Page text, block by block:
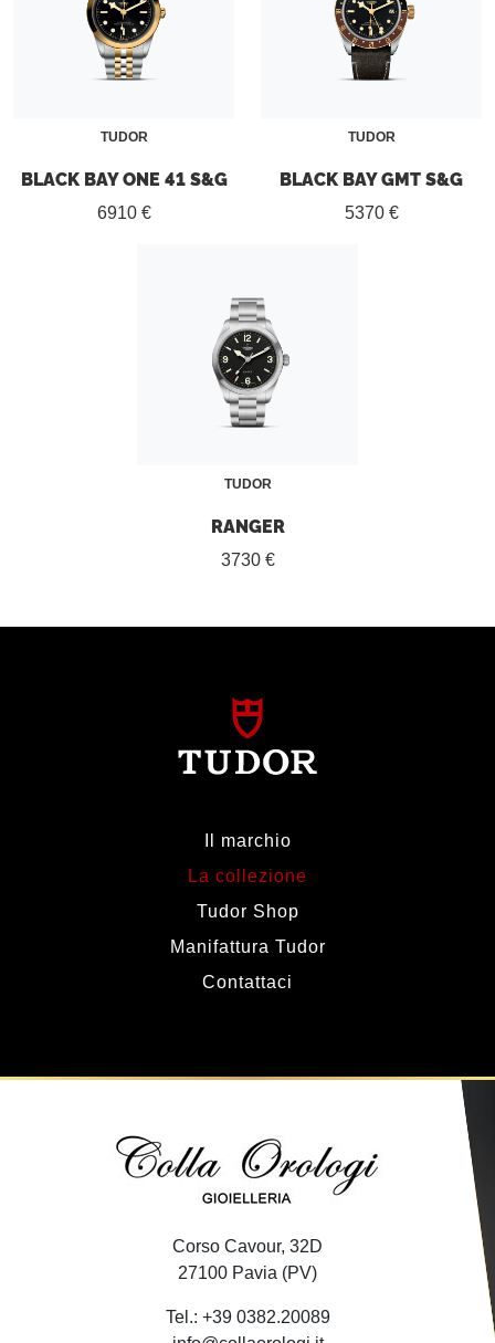
TUDOR
BLACK BAY ONE 41 S&G
6910 €
TUDOR
BLACK BAY GMT S&G
5370 €
TUDOR
RANGER
3730 €
Il marchio
La collezione
Tudor Shop
Manifattura Tudor
Contattaci
Corso Cavour, 32D
27100 Pavia (PV)
Tel.: +39 0382.20089